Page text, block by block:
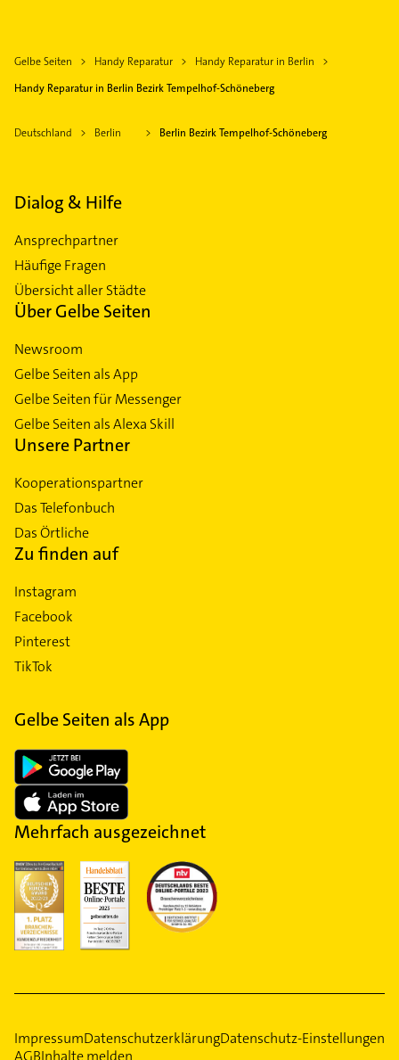
Gelbe Seiten Handy Reparatur
Handy Reparatur in Berlin
Handy Reparatur in Berlin Bezirk Tempelhof-Schöneberg
Deutschland Berlin Berlin Bezirk Tempelhof-Schöneberg
Dialog & Hilfe
Ansprechpartner
Häufige Fragen
Übersicht aller Städte
Über Gelbe Seiten
Newsroom
Gelbe Seiten als App
Gelbe Seiten für Messenger
Gelbe Seiten als Alexa Skill
Unsere Partner
Kooperationspartner
Das Telefonbuch
Das Örtliche
Zu finden auf
Instagram
Facebook
Pinterest
TikTok
Gelbe Seiten als App
Mehrfach ausgezeichnet
ImpressumDatenschutzerklärungDatenschutz-Einstellungen
AGBInhalte melden